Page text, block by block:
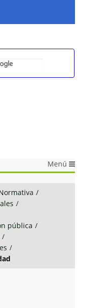
Menú
/
/
pública /
/
/